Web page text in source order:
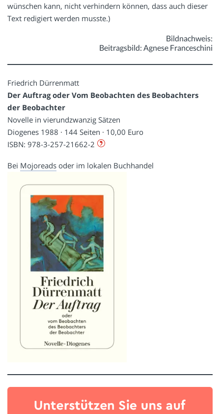
wünschen kann, nicht verhindern können, dass auch dieser
Text redigiert werden musste.)
Bildnachweis:
Beitragsbild: Agnese Franceschini
Friedrich Dürrenmatt
Der Auftrag oder Vom Beobachten des Beobachters
der Beobachter
Novelle in vierundzwanzig Sätzen
Diogenes 1988 · 144 Seiten · 10,00 Euro
ISBN: 978-3-257-21662-2
Bei Mojoreads oder im lokalen Buchhandel